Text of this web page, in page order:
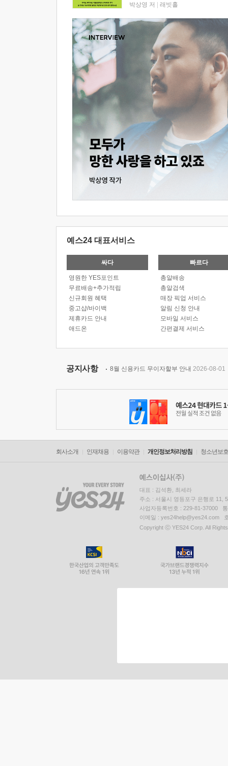
박상영 저 래빗홀
예스24 대표서비스
싸다
영원한 YES포인트
무료배송+추가적립
신규회원 혜택
중고샵/바이백
제휴카드 안내
애드온
빠르다
총알배송
총알검색
매장 픽업 서비스
알림 신청 안내
모바일 서비스
간편결제 서비스
공지사항 8월 신용카드 무이자할부 안내 2026-08-01
회사소개 인재채용 이용약관 개인정보처리방침 청소년보
대표 : 김석환, 최세라
주소 : 서울시 영등포구 은행로 11,
사업자등록번호 : 229-81-37000
이메일 : yes24help@yes24.com
Copyright ⓒ YES24 Corp. All